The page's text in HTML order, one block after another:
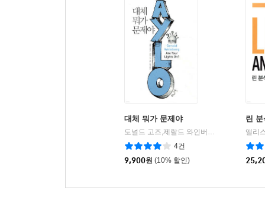
새 학기 첫날 평가
21장 자신에 대한 리더십 테스트를 통과하려면
테스트를 이겨 내는 능력
침입자를 다루는 방법
올바른 방법은 무엇인가?
올바른 테스트와 잘못된 테스트
대체 뭐가 문제야
도널드 고즈,제랄드 와인버그 저/김준식 역
4건
9,900원 (10% 할인)
린 분